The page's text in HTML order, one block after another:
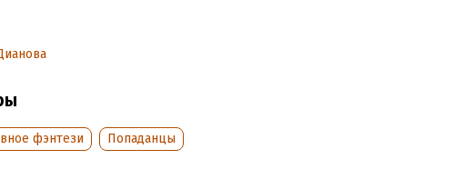
них? Для них всех.
странное чувство слежки, которое не дает покоя…
Love / Outro (White Smoke)
Kites / Instant Crush
фэнтези Попаданцы